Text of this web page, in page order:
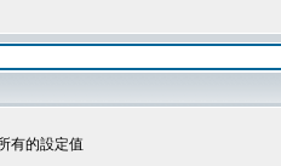
有的設定值